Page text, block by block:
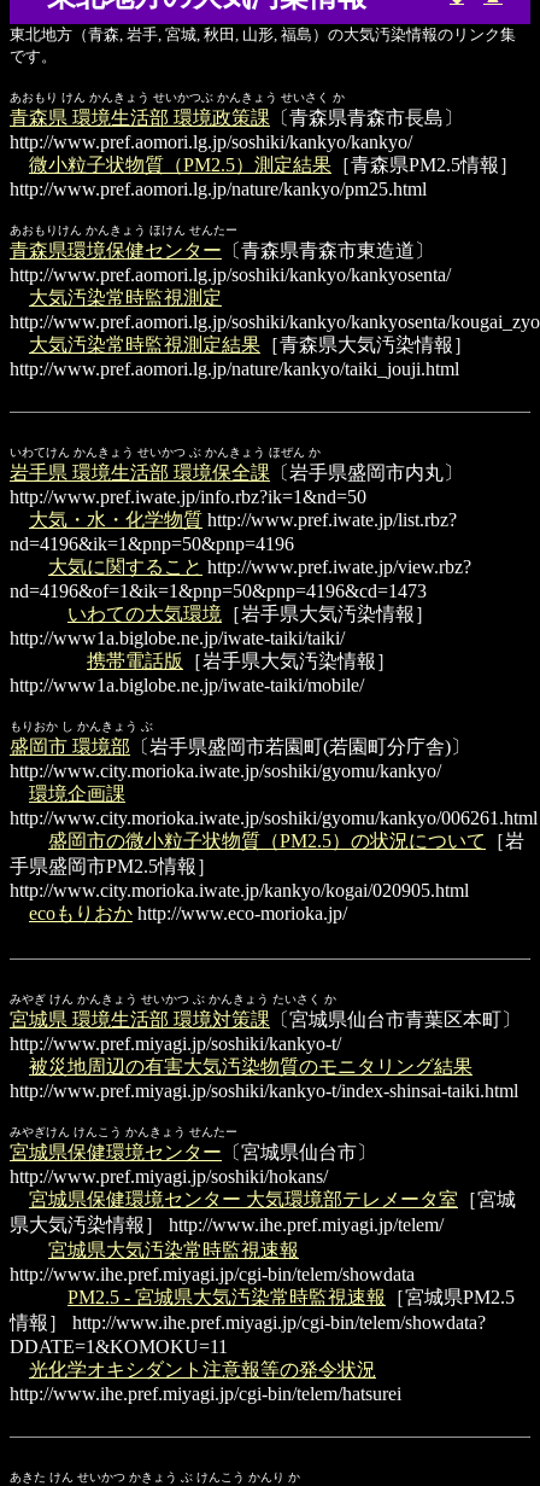
東北地方（青森, 岩手, 宮城, 秋田, 山形, 福島）の大気汚染情報のリンク集
です。
あおもり けん かんきょう せいかつぶ かんきょう せいさく か
青森県 環境生活部 環境政策課 〔青森県青森市長島〕
http://www.pref.aomori.lg.jp/soshiki/kankyo/kankyo/
微小粒子状物質（PM2.5）測定結果 ［青森県PM2.5情報］
http://www.pref.aomori.lg.jp/nature/kankyo/pm25.html
あおもりけん かんきょう ほけん せんたー
青森県環境保健センター 〔青森県青森市東造道〕
http://www.pref.aomori.lg.jp/soshiki/kankyo/kankyosenta/
大気汚染常時監視測定
http://www.pref.aomori.lg.jp/soshiki/kankyo/kankyosenta/
大気汚染常時監視測定結果 ［青森県大気汚染情報］
http://www.pref.aomori.lg.jp/nature/kankyo/taiki_jouji.html
いわてけん かんきょう せいかつ ぶ かんきょう ほぜん か
岩手県 環境生活部 環境保全課 〔岩手県盛岡市内丸〕
http://www.pref.iwate.jp/info.rbz?ik=1&nd=50
大気・水・化学物質 http://www.pref.iwate.jp/list.rbz?
nd=4196&ik=1&pnp=50&pnp=4196
大気に関すること http://www.pref.iwate.jp/view.rbz?
nd=4196&of=1&ik=1&pnp=50&pnp=4196&cd=1473
いわての大気環境 ［岩手県大気汚染情報］
http://www1a.biglobe.ne.jp/iwate-taiki/taiki/
携帯電話版
［岩手県大気汚染情報］
http://www1a.biglobe.ne.jp/iwate-taiki/mobile/
もりおか し かんきょう ぶ
盛岡市 環境部 〔岩手県盛岡市若園町(若園町分庁舎)〕
http://www.city.morioka.iwate.jp/soshiki/gyomu/kankyo/
環境企画課
http://www.city.morioka.iwate.jp/soshiki/gyomu/kankyo/006261.html
盛岡市の微小粒子状物質（PM2.5）の状況について
［岩
手県盛岡市PM2.5情報］
http://www.city.morioka.iwate.jp/kankyo/kogai/020905.html
ecoもりおか http://www.eco-morioka.jp/
みやぎ けん かんきょう せいかつ ぶ かんきょう たいさく か
宮城県 環境生活部 環境対策課 〔宮城県仙台市青葉区本町〕
http://www.pref.miyagi.jp/soshiki/kankyo-t/
被災地周辺の有害大気汚染物質のモニタリング結果
http://www.pref.miyagi.jp/soshiki/kankyo-t/index-shinsai-taiki.html
みやぎけん けんこう かんきょう せんたー
宮城県保健環境センター 〔宮城県仙台市〕
http://www.pref.miyagi.jp/soshiki/hokans/
宮城県保健環境センター 大気環境部テレメータ室 ［宮城
県大気汚染情報］
http://www.ihe.pref.miyagi.jp/telem/
宮城県大気汚染常時監視速報
http://www.ihe.pref.miyagi.jp/cgi-bin/telem/showdata
PM2.5 - 宮城県大気汚染常時監視速報
［宮城県PM2.5
情報］
http://www.ihe.pref.miyagi.jp/cgi-bin/telem/showdata?
DDATE=1&KOMOKU=11
光化学オキシダント注意報等の発令状況
http://www.ihe.pref.miyagi.jp/cgi-bin/telem/hatsurei
あきた けん せいかつ かきょう ぶ けんこう かんり か